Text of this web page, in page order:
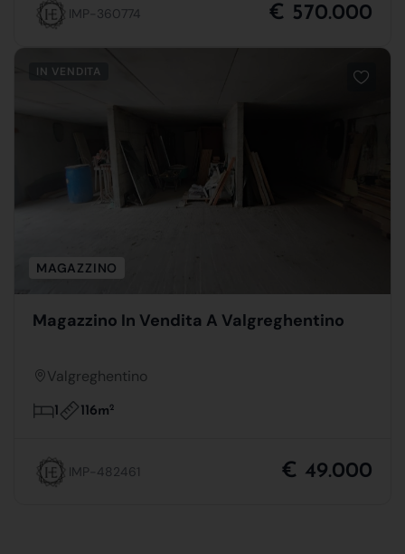
IMP-360774 € 570.000
IN VENDITA
MAGAZZINO
Magazzino In Vendita A Valgreghentino
Valgreghentino
1 116m2
IMP-482461 € 49.000